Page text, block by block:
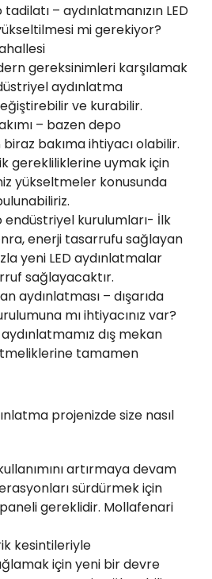
– aydınlatmanızın LED
mi gerekiyor?
gereksinimleri karşılamak
aydınlatma
ve kurabilir.
– bazen depo
bakıma ihtiyacı olabilir.
gerekliliklerine uymak için
yükseltmeler konusunda
endüstriyel kurulumları- İlk
enerji tasarrufu sağlayan
yeni LED aydınlatmalar
sağlayacaktır.
aydınlatması – dışarıda
mı ihtiyacınız var?
dış mekan
tamamen
projenizde size nasıl
artırmaya devam
sürdürmek için
gereklidir. Mollafenari
kesintileriyle
için yeni bir devre